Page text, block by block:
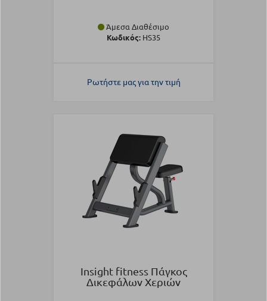
Άμεσα Διαθέσιμο
Κωδικός: HS35
Ρωτήστε μας για την τιμή
Insight fitness Πάγκος
Δικεφάλων Χεριών